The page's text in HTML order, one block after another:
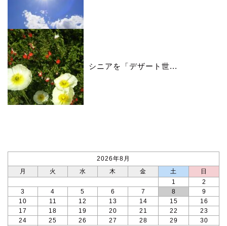
シニアを「デザート世...
2026年8月
月
火 水 木 金 土
日
1
2
3
4 5 6 7 8
9
10
11 12 13 14 15
16
17
18 19 20 21 22
23
24
25 26 27 28 29
30